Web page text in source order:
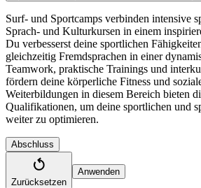
Surf- und Sportcamps verbinden intensive
Sprach- und Kulturkursen in einem
Du verbesserst deine sportlichen
gleichzeitig Fremdsprachen in einer
Teamwork, praktische Trainings und
fördern deine körperliche Fitness und
Weiterbildungen in diesem Bereich bieten
Qualifikationen, um deine sportlichen und
weiter zu optimieren.
Abschluss
Zurücksetzen
Anwenden